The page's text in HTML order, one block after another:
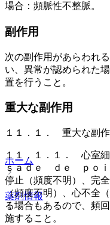
場合：頻脈性不整脈。
副作用
次の副作用があらわれ
い、異常が認められた
置を行うこと。
重大な副作用
１１．１． 重大な副作
１１．１．１． 心室細
ｓａｄｅ ｄｅ ｐｏｉ
停止（頻度不明）、完
（頻度不明）、心不全
る場合もあるので、頻
施すること。
ホーム
薬剤情報